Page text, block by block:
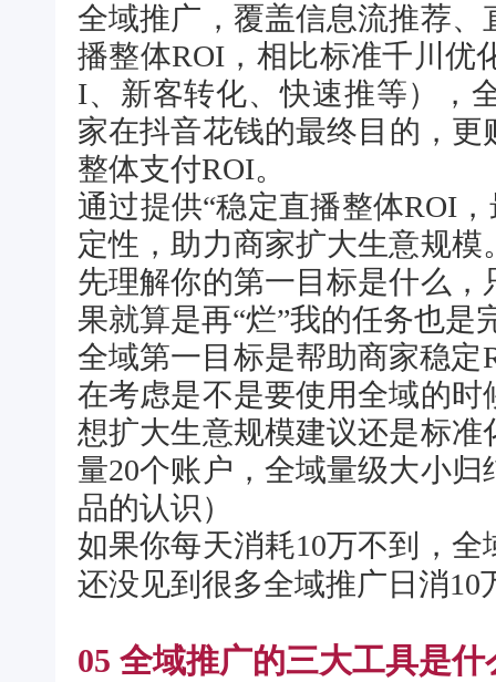
全域推广，覆盖信息流推荐
播整体ROI，相比标准千川优
I、新客转化、快速推等），
家在抖音花钱的最终目的，
整体支付ROI。
通过提供“稳定直播整体ROI
定性，助力商家扩大生意规
先理解你的第一目标是什么
果就算是再“烂”我的任务也是
全域第一目标是帮助商家稳
在考虑是不是要使用全域的
想扩大生意规模建议还是标准
量20个账户，全域量级大小
品的认识）
如果你每天消耗10万不到，
还没见到很多全域推广日消
05 全域推广的三大工具是什